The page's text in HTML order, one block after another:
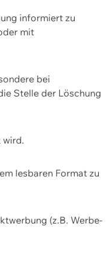
informiert zu
mit
bei
Stelle der Löschung
wird.
lesbaren Format zu
(z.B. Werbe-